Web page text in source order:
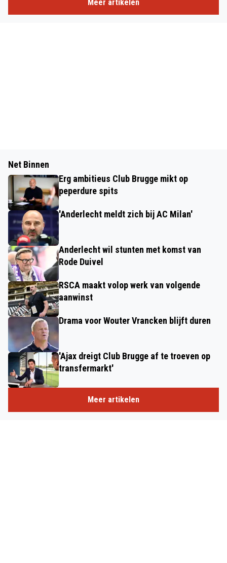
Meer artikelen
Net Binnen
Erg ambitieus Club Brugge mikt op
peperdure spits
'Anderlecht meldt zich bij AC Milan'
Anderlecht wil stunten met komst van
Rode Duivel
RSCA maakt volop werk van volgende
aanwinst
Drama voor Wouter Vrancken blijft duren
'Ajax dreigt Club Brugge af te troeven op
transfermarkt'
Meer artikelen